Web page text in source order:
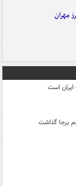
مهران
ایران است